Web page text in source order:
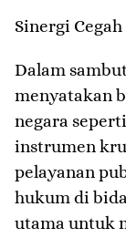
​Sinergi
​Dalam
menyatakan
negara
instrumen
pelayanan
hukum di
utama untuk